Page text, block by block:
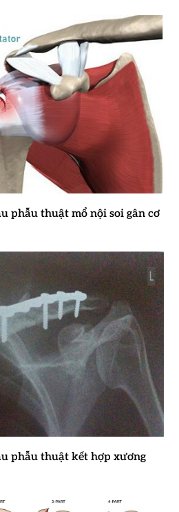
phẫu thuật mổ nội soi gân cơ
phẫu thuật kết hợp xương